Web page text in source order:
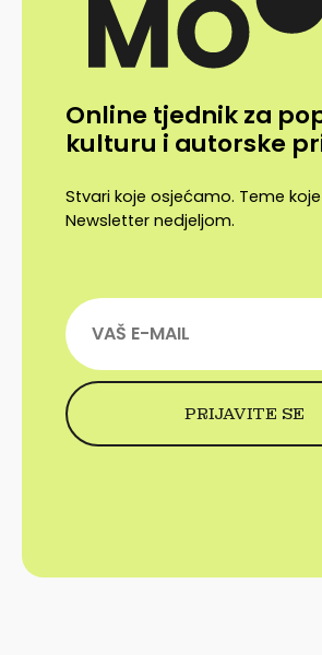
Online tjednik za
kulturu i autorske
Stvari koje osjećamo. Teme
Newsletter nedjeljom.